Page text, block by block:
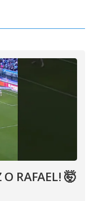
O RAFAEL! 🤯